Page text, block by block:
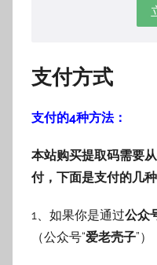
支付方式
支付的4种方法：
本站购买提取码需要
付，下面是支付的几种
1、如果你是通过公众
（公众号“爱老壳子”）